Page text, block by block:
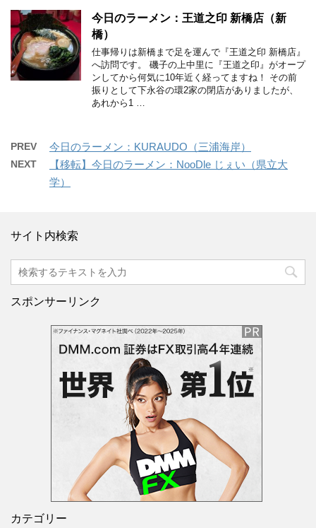
今日のラーメン：王道之印 新橋店（新
橋）
仕事帰りは新橋まで足を運んで『王道之印 新橋店』
へ訪問です。 磯子の上中里に『王道之印』がオープ
ンしてから何気に10年近く経ってますね！ その前
振りとして下永谷の環2家の閉店がありましたが、
あれから1 …
PREV 今日のラーメン：KURAUDO（三浦海岸）
NEXT
【移転】今日のラーメン：NooDle じぇい（県立大
学）
サイト内検索
スポンサーリンク
カテゴリー